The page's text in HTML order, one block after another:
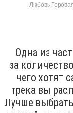
Любовь
Одна из
за
чего хотят
трека вы
Лучше